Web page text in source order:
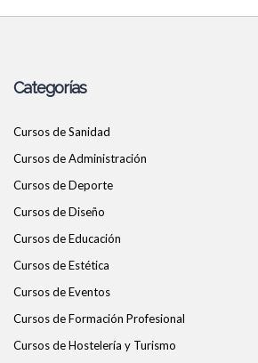
Categorías
Cursos de Sanidad
Cursos de Administración
Cursos de Deporte
Cursos de Diseño
Cursos de Educación
Cursos de Estética
Cursos de Eventos
Cursos de Formación Profesional
Cursos de Hostelería y Turismo